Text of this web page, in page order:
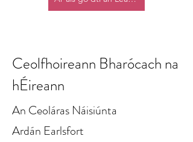
Ceolfhoireann Bharócach na
hÉireann
An Ceoláras Náisiúnta
Ardán Earlsfort